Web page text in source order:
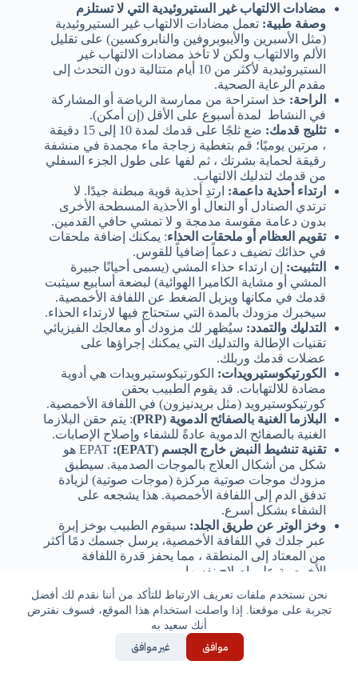
نحن نستخدم ملفات تعريف الارتباط للتأكد من أننا نقدم لك أفضل
تجربة على موقعنا. إذا واصلت استخدام هذا الموقع، فسوف نفترض
أنك سعيد به
موافق غير موافق
مضادات الالتهاب غير الستيروئيدية التي لا تستلزم
وصفة طبية: تعمل مضادات الالتهاب غير الستيروئيدية
(مثل الأسبرين والأيبوبروفين والنابروكسين) على تقليل
الألم والالتهاب ولكن لا تأخذ مضادات الالتهاب غير
الستيروئيدية لأكثر من 10 أيام متتالية دون التحدث إلى
مقدم الرعاية الصحية.
الراحة: خذ استراحة من ممارسة الرياضة أو المشاركة
في النشاط لمدة أسبوع على الأقل (إن أمكن).
تثليج قدمك:
ضع ثلجًا على قدمك لمدة 10 إلى 15 دقيقة
، مرتين يوميًا؛ قم بتغطية زجاجة ماء مجمدة في منشفة
رقيقة لحماية بشرتك ، ثم لفها على طول الجزء السفلي
من قدمك لتدليك الالتهاب.
ارتداء أحذية داعمة: ارتدِ أحذية قوية مبطنة جيدًا. لا
ترتدي الصنادل أو النعال أو الأحذية المسطحة الأخرى
بدون دعامة مقوسة مدمجة و لا تمشي حافي القدمين.
تقويم العظام أو ملحقات الحذاء: يمكنك إضافة ملحقات
في حذائك تضيف دعماً إضافياً للقوس.
التثبيت: إن ارتداء حذاء المشي (يسمى أحيانًا جبيرة
المشي أو مشاية الكاميرا الهوائية) لبضعة أسابيع سيثبت
قدمك في مكانها ويزيل الضغط عن اللفافة الأخمصية.
سيخبرك مزودك بالمدة التي ستحتاج فيها لارتداء الحذاء.
التدليك والتمدد: سيُظهر لك مزودك أو معالجك الفيزيائي
تقنيات الإطالة والتدليك التي يمكنك إجراؤها على
عضلات قدمك وربلك.
الكورتيكوستيرويدات: الكورتيكوستيرويدات هي أدوية
مضادة للالتهابات. قد يقوم الطبيب بحقن
كورتيكوستيرويد (مثل بريدنيزون) في اللفافة الأخمصية.
البلازما الغنية بالصفائح الدموية (PRP)
: يتم حقن البلازما
الغنية بالصفائح الدموية عادةً للشفاء وإصلاح الإصابات.
تقنية تنشيط النبض خارج الجسم (EPAT):
EPAT هو
شكل من أشكال العلاج بالموجات الصدمية. سيطبق
مزودك موجات صوتية مركزة (موجات صوتية) لزيادة
تدفق الدم إلى اللفافة الأخمصية. هذا يشجعه على
الشفاء بشكل أسرع.
وخز الوتر عن طريق الجلد: سيقوم الطبيب بوخز إبرة
عبر جلدك في اللفافة الأخمصية، يرسل جسمك دمًا أكثر
من المعتاد إلى المنطقة ، مما يحفز قدرة اللفافة
الأخمصية على إصلاح نفسها.
عادةً ما تكون العلاجات
المذكورة أعلاه هي كل ما تحتاجه لتخفيف الأعراض
وعلاج التهاب اللفافة الأخمصية. من النادر جدًا أن تحتاج